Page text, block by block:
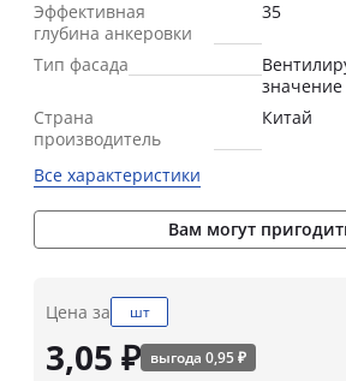
Эффективная
глубина анкеровки
35
Тип фасада
значение
Страна
производитель
Китай
Все характеристики
Вам могут
Цена за шт
3,05 ₽ выгода 0,95 ₽